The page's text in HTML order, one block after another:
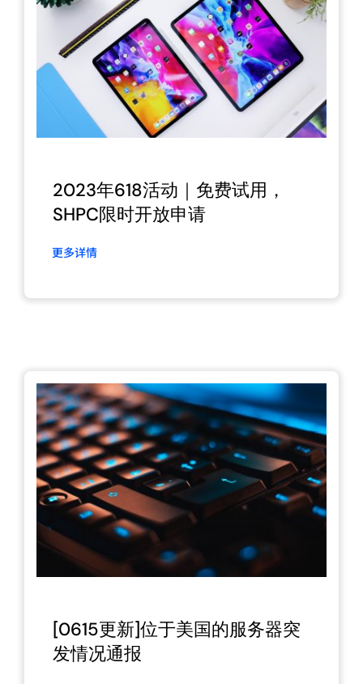
2023年618活动｜免费试用，
SHPC限时开放申请
更多详情
[0615更新]位于美国的服务器突
发情况通报